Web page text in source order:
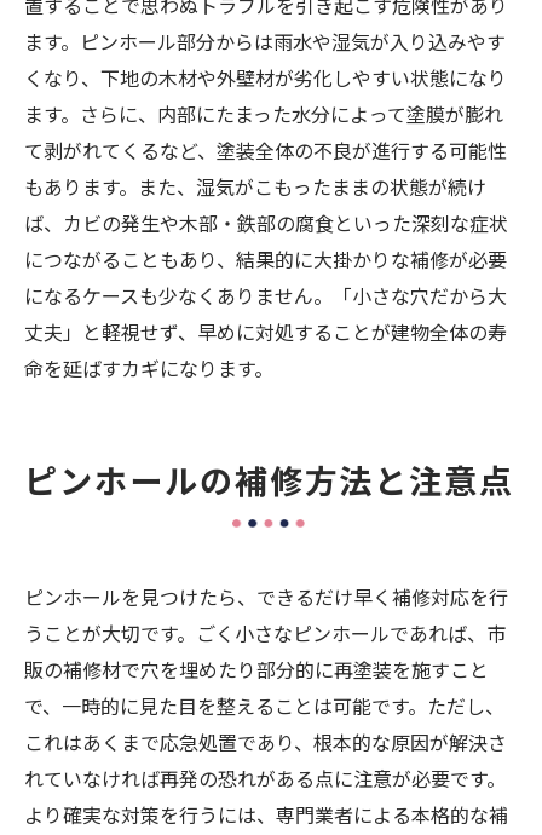
ます。ピンホール部分からは雨水や湿気が入り込みやす
くなり、下地の木材や外壁材が劣化しやすい状態になり
ます。さらに、内部にたまった水分によって塗膜が膨れ
て剥がれてくるなど、塗装全体の不良が進行する可能性
もあります。また、湿気がこもったままの状態が続け
ば、カビの発生や木部・鉄部の腐食といった深刻な症状
につながることもあり、結果的に大掛かりな補修が必要
になるケースも少なくありません。「小さな穴だから大
丈夫」と軽視せず、早めに対処することが建物全体の寿
命を延ばすカギになります。
ピンホールの補修方法と注意点
ピンホールを見つけたら、できるだけ早く補修対応を行
うことが大切です。ごく小さなピンホールであれば、市
販の補修材で穴を埋めたり部分的に再塗装を施すこと
で、一時的に見た目を整えることは可能です。ただし、
これはあくまで応急処置であり、根本的な原因が解決さ
れていなければ再発の恐れがある点に注意が必要です。
より確実な対策を行うには、専門業者による本格的な補